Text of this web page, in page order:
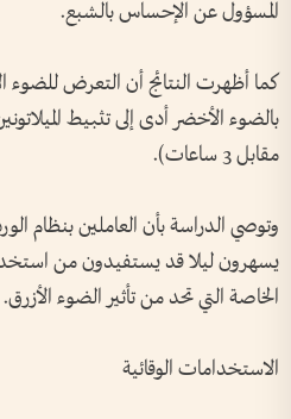
المسؤول عن الإحساس بالشبع.
مقابل 3 ساعات).
وتوصي الدراسة بأن العاملين بنظام
يسهرون ليلا قد يستفيدون من
الخاصة التي تحد من تأثير الضوء الأزرق.
الاستخدامات الوقائية